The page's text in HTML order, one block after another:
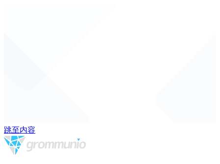
跳至内容